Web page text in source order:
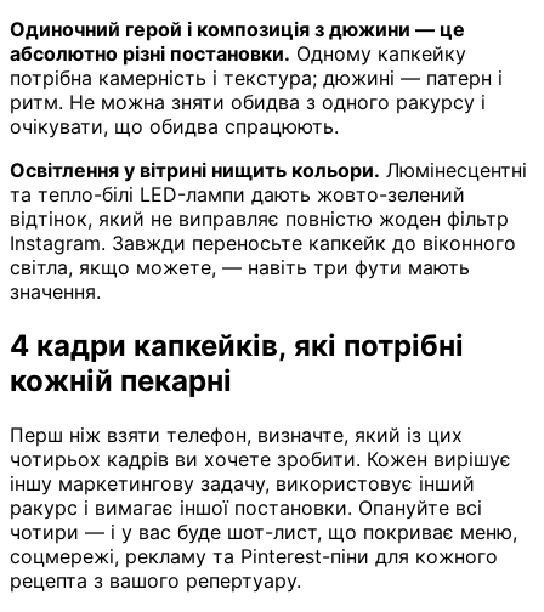
Одиночний герой і композиція з дюжини — це
абсолютно різні постановки. Одному капкейку
потрібна камерність і текстура; дюжині — патерн і
ритм. Не можна зняти обидва з одного ракурсу і
очікувати, що обидва спрацюють.
Освітлення у вітрині нищить кольори. Люмінесцентні
та тепло-білі LED-лампи дають жовто-зелений
відтінок, який не виправляє повністю жоден фільтр
Instagram. Завжди переносьте капкейк до віконного
світла, якщо можете, — навіть три фути мають
значення.
4 кадри капкейків, які потрібні
кожній пекарні
Перш ніж взяти телефон, визначте, який із цих
чотирьох кадрів ви хочете зробити. Кожен вирішує
іншу маркетингову задачу, використовує інший
ракурс і вимагає іншої постановки. Опануйте всі
чотири — і у вас буде шот-лист, що покриває меню,
соцмережі, рекламу та Pinterest-піни для кожного
рецепта з вашого репертуару.